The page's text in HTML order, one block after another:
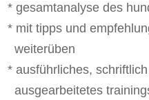
* gesamtanalyse des
* mit tipps und
weiterüben
* ausführliches,
ausgearbeitetes